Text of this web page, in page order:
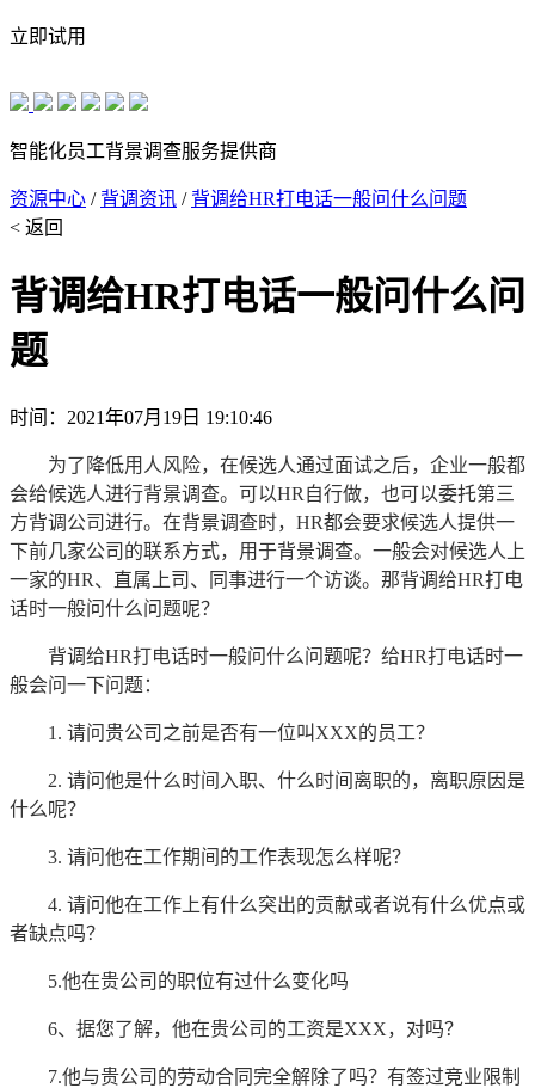
立即试用
智能化员工背景调查服务提供商
资源中心 / 背调资讯 / 背调给HR打电话一般问什么问题
< 返回
背调给HR打电话一般问什么问
题
时间：2021年07月19日 19:10:46
为了降低用人风险，在候选人通过面试之后，企业一般都
会给候选人进行背景调查。可以HR自行做，也可以委托第三
方背调公司进行。在背景调查时，HR都会要求候选人提供一
下前几家公司的联系方式，用于背景调查。一般会对候选人上
一家的HR、直属上司、同事进行一个访谈。那背调给HR打电
话时一般问什么问题呢？
背调给HR打电话时一般问什么问题呢？给HR打电话时一
般会问一下问题：
1. 请问贵公司之前是否有一位叫XXX的员工？
2. 请问他是什么时间入职、什么时间离职的，离职原因是
什么呢？
3. 请问他在工作期间的工作表现怎么样呢？
4. 请问他在工作上有什么突出的贡献或者说有什么优点或
者缺点吗？
5.他在贵公司的职位有过什么变化吗
6、据您了解，他在贵公司的工资是XXX，对吗？
7.他与贵公司的劳动合同完全解除了吗？有签过竞业限制